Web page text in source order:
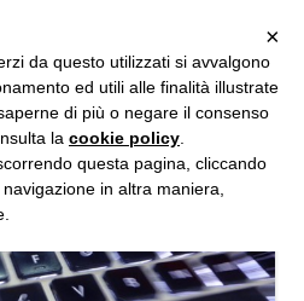
Forense
e CTU in Processi Civili e Penali
×
da questo utilizzati si avvalgono
ed utili alle finalità illustrate
di più o negare il consenso
la cookie policy
questa pagina, cliccando
in altra maniera,